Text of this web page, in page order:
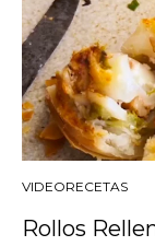
VIDEORECETAS
Rollos